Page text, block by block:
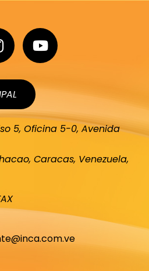
5, Oficina 5-0, Avenida
Caracas, Venezuela,